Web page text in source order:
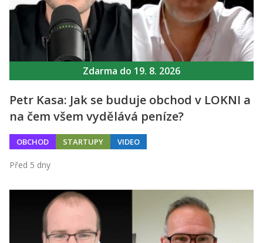
Zdarma do 19. 8. 2026
Petr Kasa: Jak se buduje obchod v LOKNI a
na čem všem vydělává peníze?
OBCHOD STARTUPY VIDEO
Před 5 dny